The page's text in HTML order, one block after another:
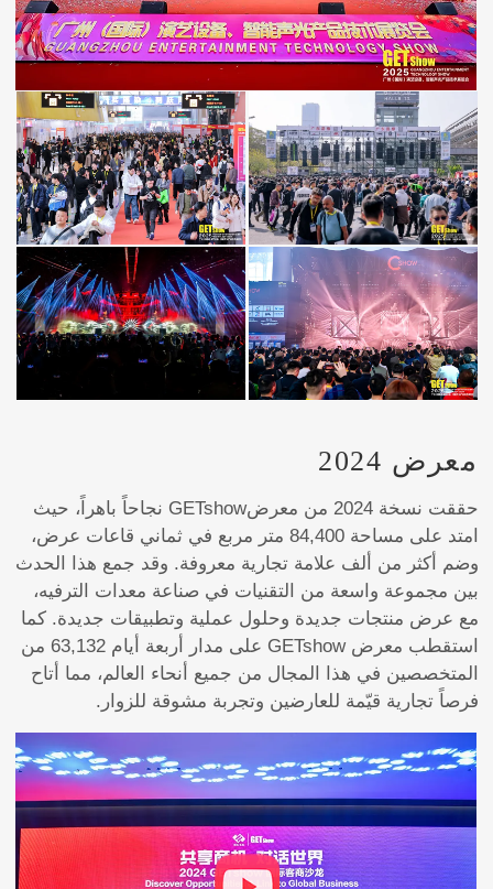
معرض 2024
حققت نسخة 2024 من معرضGETshow نجاحاً باهراً، حيث
امتد على مساحة 84,400 متر مربع في ثماني قاعات عرض،
وضم أكثر من ألف علامة تجارية معروفة. وقد جمع هذا الحدث
بين مجموعة واسعة من التقنيات في صناعة معدات الترفيه،
مع عرض منتجات جديدة وحلول عملية وتطبيقات جديدة. كما
استقطب معرض GETshow على مدار أربعة أيام 63,132 من
المتخصصين في هذا المجال من جميع أنحاء العالم، مما أتاح
فرصاً تجارية قيّمة للعارضين وتجربة مشوقة للزوار.